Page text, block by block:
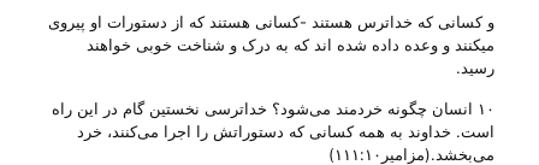
و کسانی‌ که خداترس هستند -کسانی‌ هستند که از دستورات او پیروی
میکنند و وعده داده شده اند که به درک و شناخت خوبی‌ خواهند
رسید.
۱۰ انسان‌ چگونه‌ خردمند می‌شود؟ خداترسی‌ نخستین‌ گام‌ در این‌ راه‌
است‌. خداوند به‌ همه‌ كسانی‌ كه‌ دستوراتش‌ را اجرا می‌كنند، خرد
می‌بخشد.(مزامیر۱۱۱:۱۰)